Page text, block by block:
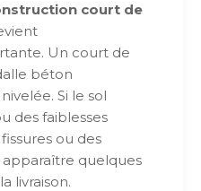
court de
Un court de
béton
Si le sol
des faiblesses
ou des
quelques
livraison.